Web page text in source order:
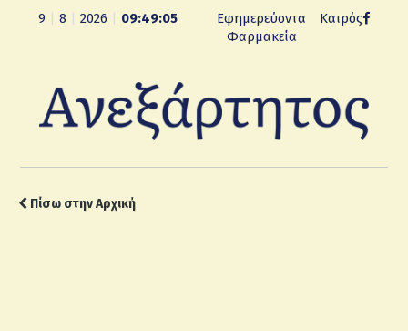
9 8 2026 09:49:06
Εφημερεύοντα
Φαρμακεία
Καιρός
Πίσω στην Αρχική